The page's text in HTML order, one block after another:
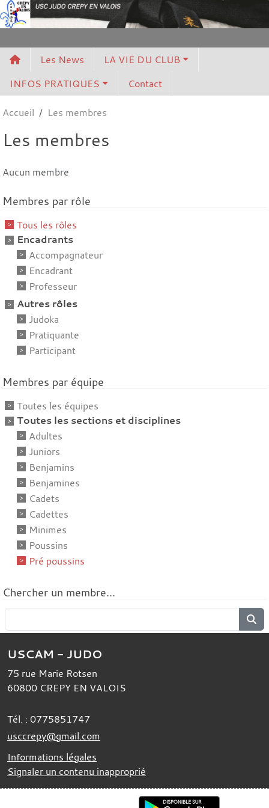
Les News
LA VIE DU CLUB
INFOS PRATIQUES
Contact
Accueil Les membres
Les membres
Aucun membre
Membres par rôle
Tous les rôles
Encadrants
Accompagnateur
Encadrant
Professeur
Autres rôles
Judoka
Pratiquante
Participant
Membres par équipe
Toutes les équipes
Toutes les sections et disciplines
Adultes
Juniors
Benjamins
Benjamines
Cadets
Cadettes
Minimes
Poussins
Pré poussins
Chercher un membre...
USCAM - JUDO
75 rue Marie Rotsen
60800 CREPY EN VALOIS
Tél. : 0775851747
usccrepy@gmail.com
Informations légales
Signaler un contenu inapproprié
Panneau de gestion des cookies